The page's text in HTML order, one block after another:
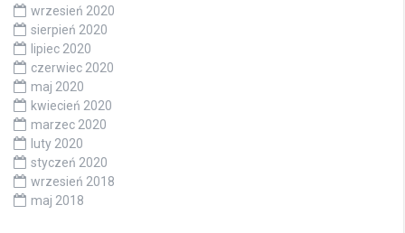
wrzesień 2020
sierpień 2020
lipiec 2020
czerwiec 2020
maj 2020
kwiecień 2020
marzec 2020
luty 2020
styczeń 2020
wrzesień 2018
maj 2018